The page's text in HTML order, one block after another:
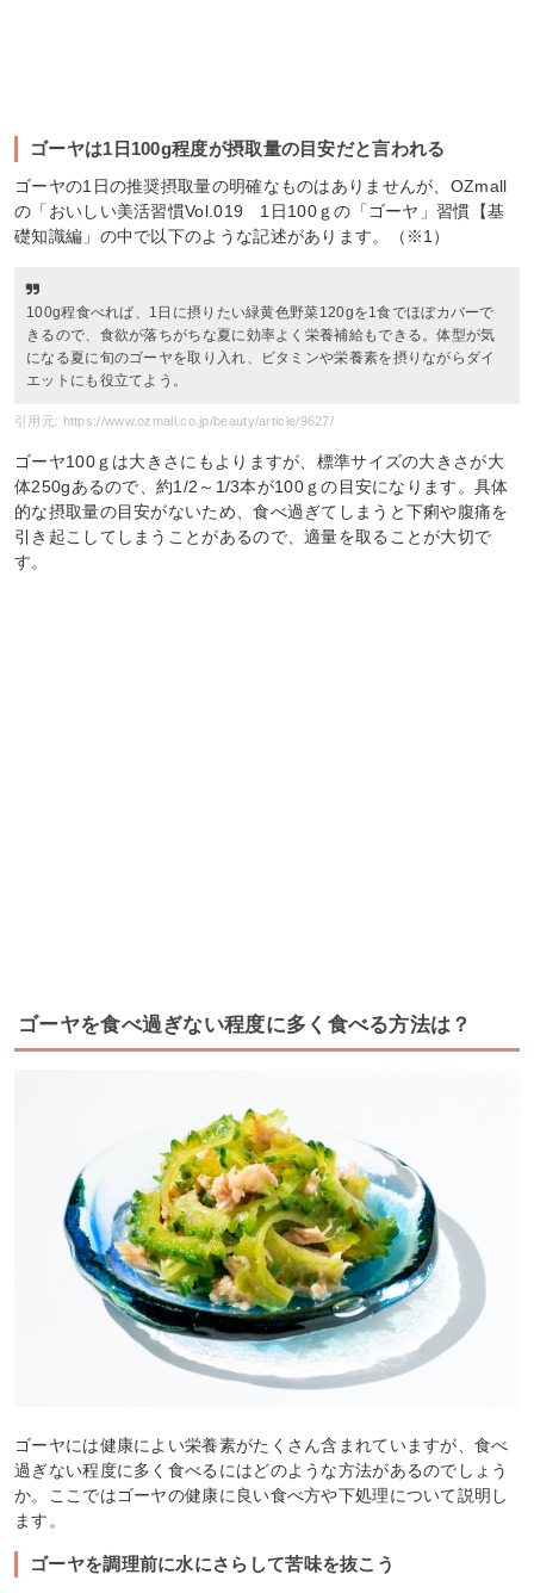
ゴーヤは1日100g程度が摂取量の目安だと言われる
ゴーヤの1日の推奨摂取量の明確なものはありませんが、OZmall
の「おいしい美活習慣Vol.019 1日100ｇの「ゴーヤ」習慣【基
礎知識編」の中で以下のような記述があります。（※1）
100g程食べれば、1日に摂りたい緑黄色野菜120gを1食でほぼカバーで
きるので、食欲が落ちがちな夏に効率よく栄養補給もできる。体型が気
になる夏に旬のゴーヤを取り入れ、ビタミンや栄養素を摂りながらダイ
エットにも役立てよう。
引用元: https://www.ozmall.co.jp/beauty/article/9627/
ゴーヤ100ｇは大きさにもよりますが、標準サイズの大きさが大
体250gあるので、約1/2～1/3本が100ｇの目安になります。具体
的な摂取量の目安がないため、食べ過ぎてしまうと下痢や腹痛を
引き起こしてしまうことがあるので、適量を取ることが大切で
す。
ゴーヤを食べ過ぎない程度に多く食べる方法は？
ゴーヤには健康によい栄養素がたくさん含まれていますが、食べ
過ぎない程度に多く食べるにはどのような方法があるのでしょう
か。ここではゴーヤの健康に良い食べ方や下処理について説明し
ます。
ゴーヤを調理前に水にさらして苦味を抜こう